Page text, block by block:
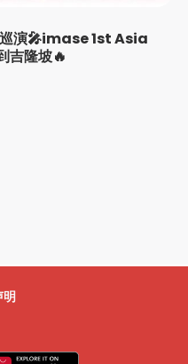
演🎤imase 1st Asia
吉隆坡🔥
明